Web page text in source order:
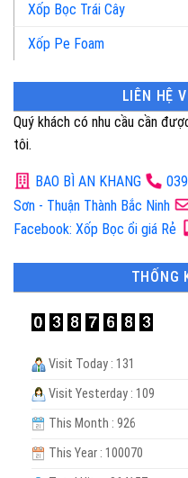
Xốp Bọc Trái Cây
Xốp Pe Foam
LIÊN HỆ
Quý khách có nhu cầu cần
tôi.
BAO BÌ AN KHANG
Sơn - Thuận Thành Bắc Ninh
Facebook: Xốp Bọc ổi giá Rẻ
THỐNG
Visit Today : 131
Visit Yesterday : 109
This Month : 926
This Year : 100070